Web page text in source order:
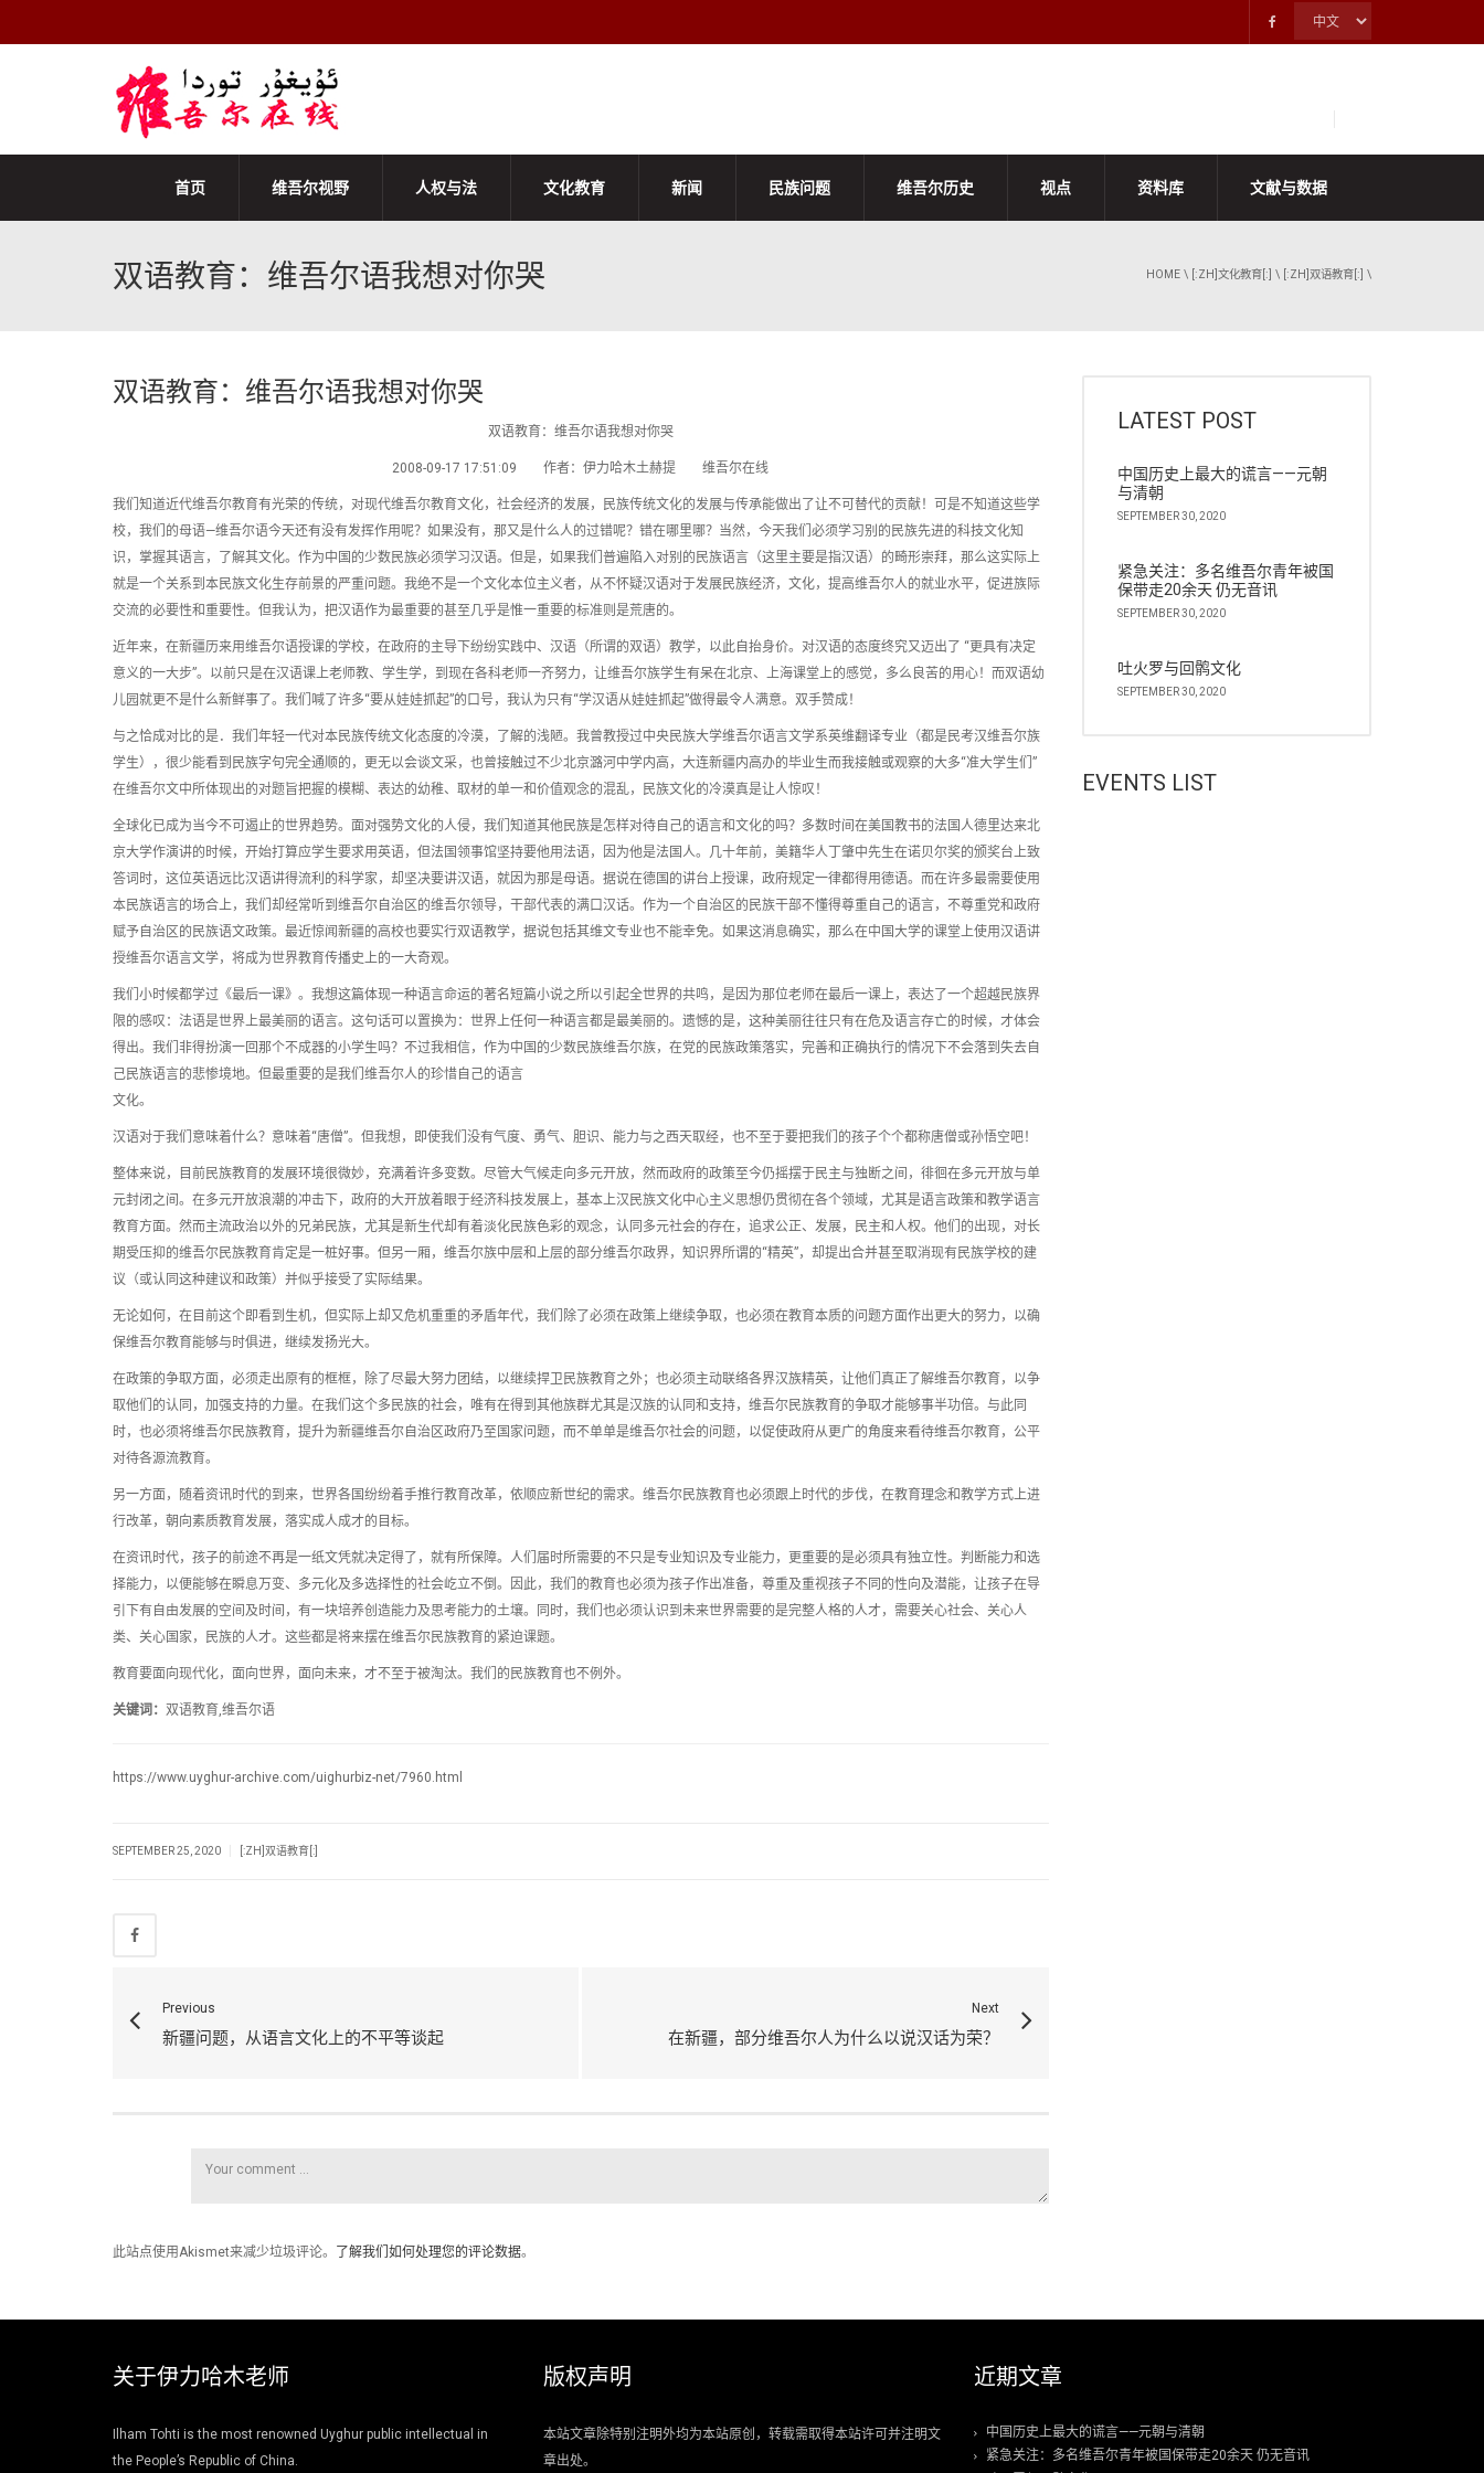
首页 维吾尔视野 人权与法 文化教育 新闻 民族问题 维吾尔历史 视点 资料库 文献与数据
双语教育：维吾尔语我想对你哭 HOME \ [:ZH]文化教育[:] \ [:ZH]双语教育[:] \
双语教育：维吾尔语我想对你哭
双语教育：维吾尔语我想对你哭
2008-09-17 17:51:09 作者：伊力哈木土赫提 维吾尔在线
我们知道近代维吾尔教育有光荣的传统，对现代维吾尔教育文化，社会经济的发展，民族传统文化的发展与传承能做出了让不可替代的贡献！可是不知道这些学
校，我们的母语—维吾尔语今天还有没有发挥作用呢？如果没有，那又是什么人的过错呢？错在哪里哪？当然，今天我们必须学习别的民族先进的科技文化知
识，掌握其语言，了解其文化。作为中国的少数民族必须学习汉语。但是，如果我们普遍陷入对别的民族语言（这里主要是指汉语）的畸形崇拜，那么这实际上
就是一个关系到本民族文化生存前景的严重问题。我绝不是一个文化本位主义者，从不怀疑汉语对于发展民族经济，文化，提高维吾尔人的就业水平，促进族际
交流的必要性和重要性。但我认为，把汉语作为最重要的甚至几乎是惟一重要的标准则是荒唐的。
近年来，在新疆历来用维吾尔语授课的学校，在政府的主导下纷纷实践中、汉语（所谓的双语）教学，以此自抬身价。对汉语的态度终究又迈出了 “更具有决定
意义的一大步”。以前只是在汉语课上老师教、学生学，到现在各科老师一齐努力，让维吾尔族学生有呆在北京、上海课堂上的感觉，多么良苦的用心！而双语幼
儿园就更不是什么新鲜事了。我们喊了许多“要从娃娃抓起”的口号，我认为只有“学汉语从娃娃抓起”做得最令人满意。双手赞成！
与之恰成对比的是．我们年轻一代对本民族传统文化态度的冷漠，了解的浅陋。我曾教授过中央民族大学维吾尔语言文学系英维翻译专业（都是民考汉维吾尔族
学生），很少能看到民族字句完全通顺的，更无以会谈文采，也曾接触过不少北京潞河中学内高，大连新疆内高办的毕业生而我接触或观察的大多“准大学生们”
在维吾尔文中所体现出的对题旨把握的模糊、表达的幼稚、取材的单一和价值观念的混乱，民族文化的冷漠真是让人惊叹！
全球化已成为当今不可遏止的世界趋势。面对强势文化的人侵，我们知道其他民族是怎样对待自己的语言和文化的吗？多数时间在美国教书的法国人德里达来北
京大学作演讲的时候，开始打算应学生要求用英语，但法国领事馆坚持要他用法语，因为他是法国人。几十年前，美籍华人丁肇中先生在诺贝尔奖的颁奖台上致
答词时，这位英语远比汉语讲得流利的科学家，却坚决要讲汉语，就因为那是母语。据说在德国的讲台上授课，政府规定一律都得用德语。而在许多最需要使用
本民族语言的场合上，我们却经常听到维吾尔自治区的维吾尔领导，干部代表的满口汉话。作为一个自治区的民族干部不懂得尊重自己的语言，不尊重党和政府
赋予自治区的民族语文政策。最近惊闻新疆的高校也要实行双语教学，据说包括其维文专业也不能幸免。如果这消息确实，那么在中国大学的课堂上使用汉语讲
授维吾尔语言文学，将成为世界教育传播史上的一大奇观。
我们小时候都学过《最后一课》。我想这篇体现一种语言命运的著名短篇小说之所以引起全世界的共鸣，是因为那位老师在最后一课上，表达了一个超越民族界
限的感叹：法语是世界上最美丽的语言。这句话可以置换为：世界上任何一种语言都是最美丽的。遗憾的是，这种美丽往往只有在危及语言存亡的时候，才体会
得出。我们非得扮演一回那个不成器的小学生吗？不过我相信，作为中国的少数民族维吾尔族，在党的民族政策落实，完善和正确执行的情况下不会落到失去自
己民族语言的悲惨境地。但最重要的是我们维吾尔人的珍惜自己的语言
文化。
汉语对于我们意味着什么？意味着“唐僧”。但我想，即使我们没有气度、勇气、胆识、能力与之西天取经，也不至于要把我们的孩子个个都称唐僧或孙悟空吧！
整体来说，目前民族教育的发展环境很微妙，充满着许多变数。尽管大气候走向多元开放，然而政府的政策至今仍摇摆于民主与独断之间，徘徊在多元开放与单
元封闭之间。在多元开放浪潮的冲击下，政府的大开放着眼于经济科技发展上，基本上汉民族文化中心主义思想仍贯彻在各个领域，尤其是语言政策和教学语言
教育方面。然而主流政治以外的兄弟民族，尤其是新生代却有着淡化民族色彩的观念，认同多元社会的存在，追求公正、发展，民主和人权。他们的出现，对长
期受压抑的维吾尔民族教育肯定是一桩好事。但另一厢，维吾尔族中层和上层的部分维吾尔政界，知识界所谓的“精英”，却提出合并甚至取消现有民族学校的建
议（或认同这种建议和政策）并似乎接受了实际结果。
无论如何，在目前这个即看到生机，但实际上却又危机重重的矛盾年代，我们除了必须在政策上继续争取，也必须在教育本质的问题方面作出更大的努力，以确
保维吾尔教育能够与时俱进，继续发扬光大。
在政策的争取方面，必须走出原有的框框，除了尽最大努力团结，以继续捍卫民族教育之外；也必须主动联络各界汉族精英，让他们真正了解维吾尔教育，以争
取他们的认同，加强支持的力量。在我们这个多民族的社会，唯有在得到其他族群尤其是汉族的认同和支持，维吾尔民族教育的争取才能够事半功倍。与此同
时，也必须将维吾尔民族教育，提升为新疆维吾尔自治区政府乃至国家问题，而不单单是维吾尔社会的问题，以促使政府从更广的角度来看待维吾尔教育，公平
对待各源流教育。
另一方面，随着资讯时代的到来，世界各国纷纷着手推行教育改革，依顺应新世纪的需求。维吾尔民族教育也必须跟上时代的步伐，在教育理念和教学方式上进
行改革，朝向素质教育发展，落实成人成才的目标。
在资讯时代，孩子的前途不再是一纸文凭就决定得了，就有所保障。人们届时所需要的不只是专业知识及专业能力，更重要的是必须具有独立性。判断能力和选
择能力，以便能够在瞬息万变、多元化及多选择性的社会屹立不倒。因此，我们的教育也必须为孩子作出准备，尊重及重视孩子不同的性向及潜能，让孩子在导
引下有自由发展的空间及时间，有一块培养创造能力及思考能力的土壤。同时，我们也必须认识到未来世界需要的是完整人格的人才，需要关心社会、关心人
类、关心国家，民族的人才。这些都是将来摆在维吾尔民族教育的紧迫课题。
教育要面向现代化，面向世界，面向未来，才不至于被淘汰。我们的民族教育也不例外。
关键词： 双语教育,维吾尔语
https://www.uyghur-archive.com/uighurbiz-net/7960.html
SEPTEMBER 25, 2020 [:ZH]双语教育[:]
Previous
新疆问题，从语言文化上的不平等谈起
Next
在新疆，部分维吾尔人为什么以说汉话为荣？
此站点使用Akismet来减少垃圾评论。 了解我们如何处理您的评论数据。
LATEST POST
中国历史上最大的谎言——元朝
与清朝
SEPTEMBER 30, 2020
紧急关注：多名维吾尔青年被国
保带走20余天 仍无音讯
SEPTEMBER 30, 2020
吐火罗与回鹘文化
SEPTEMBER 30, 2020
EVENTS LIST
关于伊力哈木老师
Ilham Tohti is the most renowned Uyghur public intellectual in
the People’s Republic of China.
版权声明
本站文章除特别注明外均为本站原创，转载需取得本站许可并注明文
章出处。
近期文章
中国历史上最大的谎言——元朝与清朝
紧急关注：多名维吾尔青年被国保带走20余天 仍无音讯